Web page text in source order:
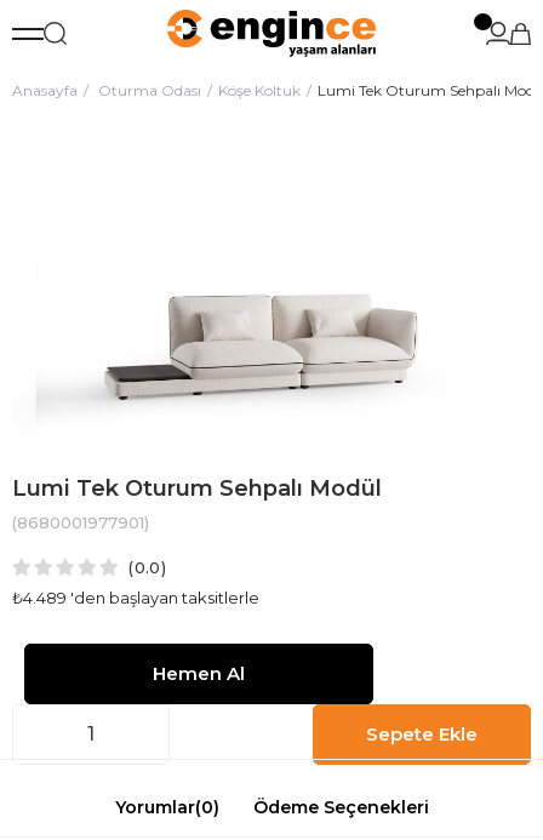
Anasayfa Oturma Odası Köşe Koltuk Lumi Tek Oturum Sehpalı
Lumi Tek Oturum Sehpalı Modül
(8680001977901)
0.0
₺4.489 'den başlayan taksitlerle
Yorumlar(0) Ödeme Seçenekleri